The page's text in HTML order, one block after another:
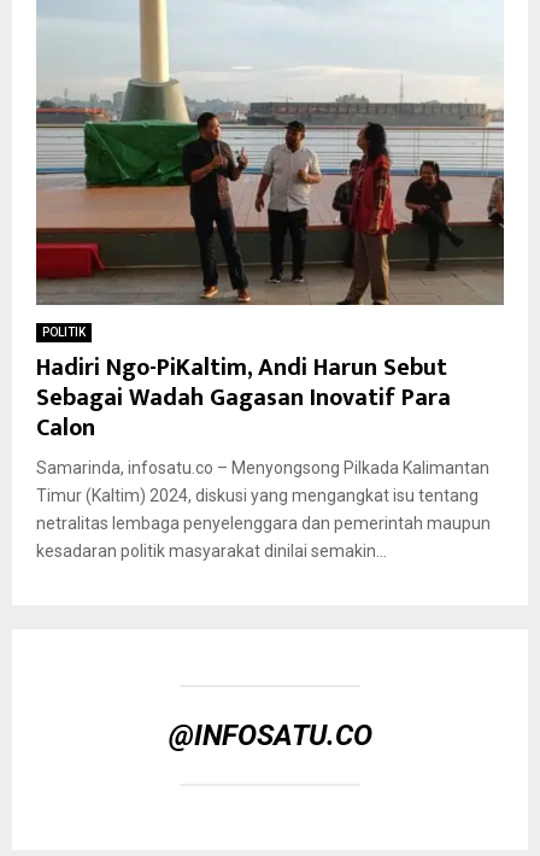
POLITIK
Hadiri Ngo-PiKaltim, Andi Harun Sebut
Sebagai Wadah Gagasan Inovatif Para
Calon
Samarinda, infosatu.co – Menyongsong Pilkada Kalimantan
Timur (Kaltim) 2024, diskusi yang mengangkat isu tentang
netralitas lembaga penyelenggara dan pemerintah maupun
kesadaran politik masyarakat dinilai semakin...
@INFOSATU.CO